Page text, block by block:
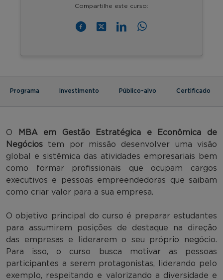
Compartilhe este curso:
Programa Investimento Público-alvo Certificado
O
MBA em Gestão Estratégica e Econômica de
Negócios tem por missão desenvolver uma visão
global e sistêmica das atividades empresariais bem
como formar profissionais que ocupam cargos
executivos e pessoas empreendedoras que saibam
como criar valor para a sua empresa.
O objetivo principal do curso é preparar estudantes
para assumirem posições de destaque na direção
das empresas e liderarem o seu próprio negócio.
Para isso, o curso busca motivar as pessoas
participantes a serem protagonistas, liderando pelo
exemplo, respeitando e valorizando a diversidade e